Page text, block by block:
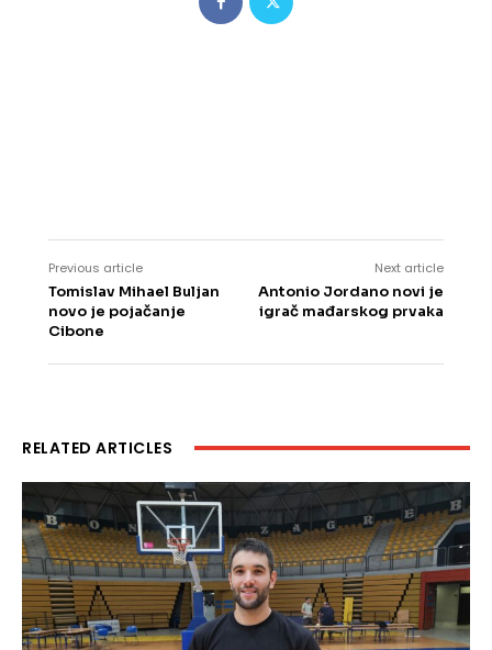
Previous article
Tomislav Mihael Buljan
novo je pojačanje
Cibone
Next article
Antonio Jordano novi je
igrač mađarskog prvaka
RELATED ARTICLES